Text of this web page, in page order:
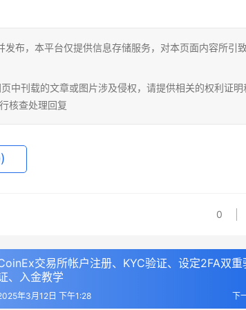
布，本平台仅提供信息存储服务，对本页面内容所引
中刊载的文章或图片涉及侵权，请提供相关的权利证明
核查处理回复
0
交易所帐户注册、KYC验证、设定2FA双重
、入金教学
下
年3月12日 下午1:28